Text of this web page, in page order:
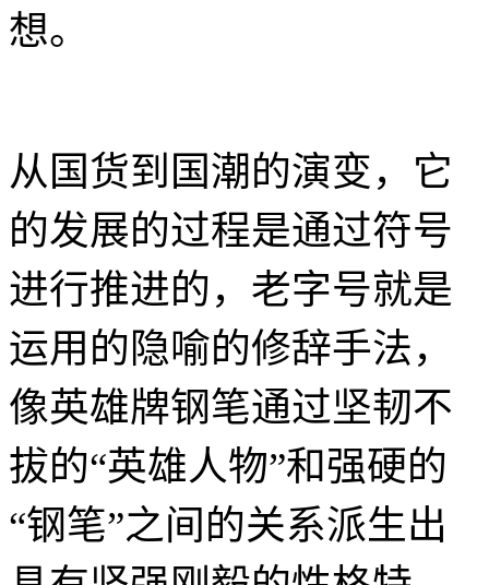
想。
从国货到国潮的演变，它
的发展的过程是通过符号
进行推进的，老字号就是
运用的隐喻的修辞手法，
像英雄牌钢笔通过坚韧不
拔的“英雄人物”和强硬的
“钢笔”之间的关系派生出